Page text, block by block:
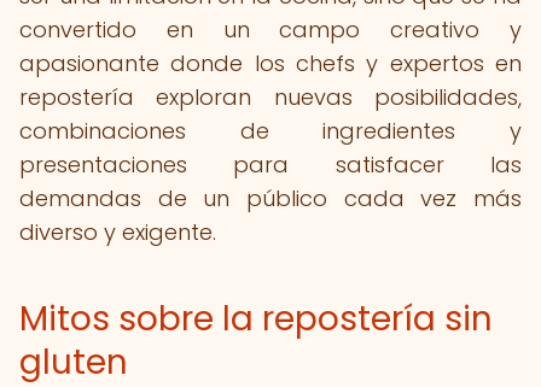
convertido en un campo creativo y
apasionante donde los chefs y expertos en
repostería exploran nuevas posibilidades,
combinaciones de ingredientes y
presentaciones para satisfacer las
demandas de un público cada vez más
diverso y exigente.
Mitos sobre la repostería sin
gluten